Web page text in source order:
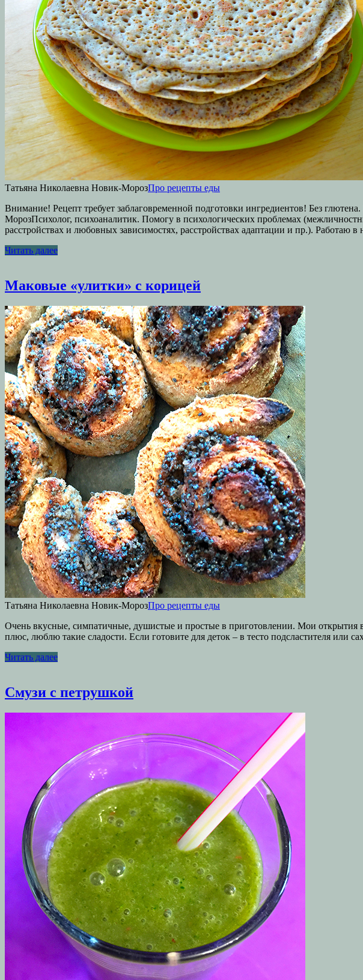
Татьяна Николаевна Новик-МорозПро рецепты еды
Внимание! Рецепт требует заблаговременной подготовки ингредиентов! Без
МорозПсихолог, психоаналитик. Помогу в психологических проблемах
расстройствах и любовных зависимостях, расстройствах адаптации и пр.).
Читать далее
Маковые «улитки» с корицей
Татьяна Николаевна Новик-МорозПро рецепты еды
Очень вкусные, симпатичные, душистые и простые в приготовлении. Мои открытия
плюс, люблю такие сладости. Если готовите для деток – в тесто подсластителя
Читать далее
Смузи с петрушкой